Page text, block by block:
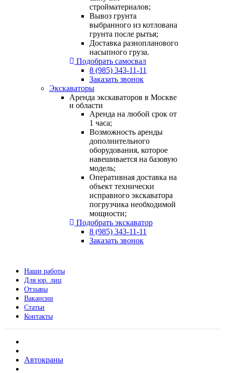
стройматериалов;
Вывоз грунта
выбранного из котлована
грунта после рытья;
Доставка разнопланового
насыпного груза.
Подобрать самосвал
8 (985) 343-11-11
Заказать звонок
Экскаваторы
Аренда экскаваторов в Москве
и области
Аренда на любой срок от
1 часа;
Возможность аренды
дополнительного
оборудования, которое
навешивается на базовую
модель;
Оперативная доставка на
объект технически
исправного экскаватора
погрузчика необходимой
мощности;
Подобрать экскаватор
8 (985) 343-11-11
Заказать звонок
Наши работы
Для юр. лиц
Отзывы
Вакансии
Статьи
Контакты
Автокраны